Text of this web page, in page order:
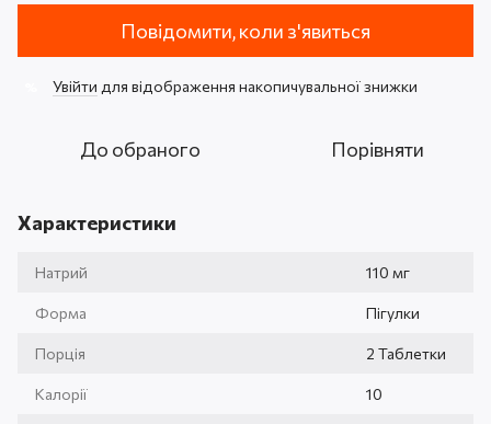
Повідомити, коли з'явиться
Увійти для відображення накопичувальної знижки
До обраного Порівняти
Характеристики
Натрий 110 мг
Форма Пігулки
Порція 2 Таблетки
Калорії 10